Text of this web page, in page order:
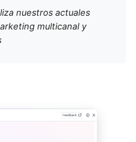
nuestros actuales
multicanal y